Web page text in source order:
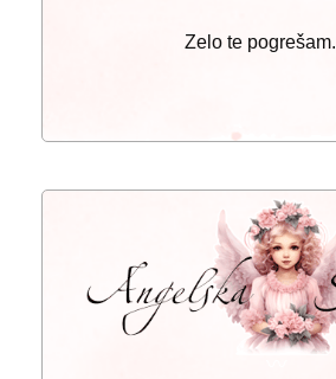
Zelo te pogrešam.